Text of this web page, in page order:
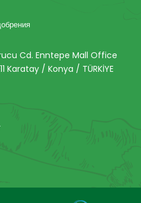
Cd. Enntepe Mall Office
Karatay / Konya / TÜRKİYE